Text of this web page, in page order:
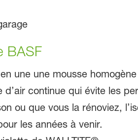
BASF
une une mousse
continue qui évite les
ou que vous la rénoviez,
les années à venir.